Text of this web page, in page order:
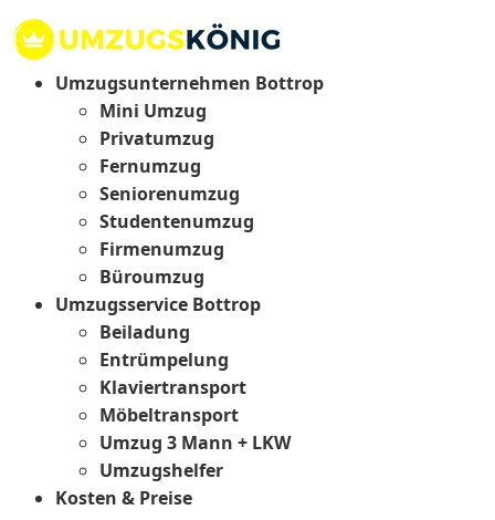
Umzugsunternehmen Bottrop
Mini Umzug
Privatumzug
Fernumzug
Seniorenumzug
Studentenumzug
Firmenumzug
Büroumzug
Umzugsservice Bottrop
Beiladung
Entrümpelung
Klaviertransport
Möbeltransport
Umzug 3 Mann + LKW
Umzugshelfer
Kosten & Preise